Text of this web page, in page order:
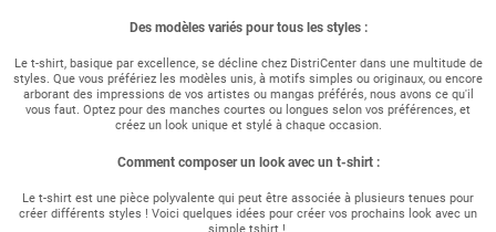
Des modèles variés pour tous les styles :
Le t-shirt, basique par excellence, se décline chez DistriCenter dans une multitude de
styles. Que vous préfériez les modèles unis, à motifs simples ou originaux, ou encore
arborant des impressions de vos artistes ou mangas préférés, nous avons ce qu'il
vous faut. Optez pour des manches courtes ou longues selon vos préférences, et
créez un look unique et stylé à chaque occasion.
Comment composer un look avec un t-shirt :
Le t-shirt est une pièce polyvalente qui peut être associée à plusieurs tenues pour
créer différents styles ! Voici quelques idées pour créer vos prochains look avec un